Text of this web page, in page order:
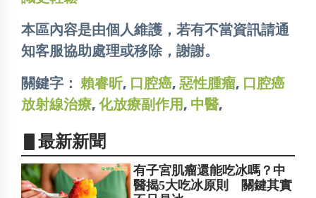
本區內容是由個人維護，若有不當資訊請通
知客服協助處理或移除，謝謝。
關鍵字： 賴睿昕, 口腔癌, 惡性腫瘤, 口腔癌
放射線治療, 化放療副作用, 中醫,
▋最新新聞
有子宮肌瘤還能吃冰嗎？中
醫揭5大吃冰原則 關鍵其實